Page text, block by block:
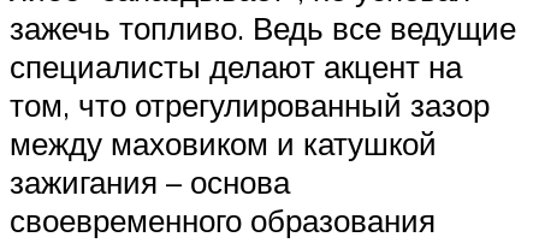
зажечь топливо. Ведь все ведущие
специалисты делают акцент на
том, что отрегулированный зазор
между маховиком и катушкой
зажигания – основа
своевременного образования